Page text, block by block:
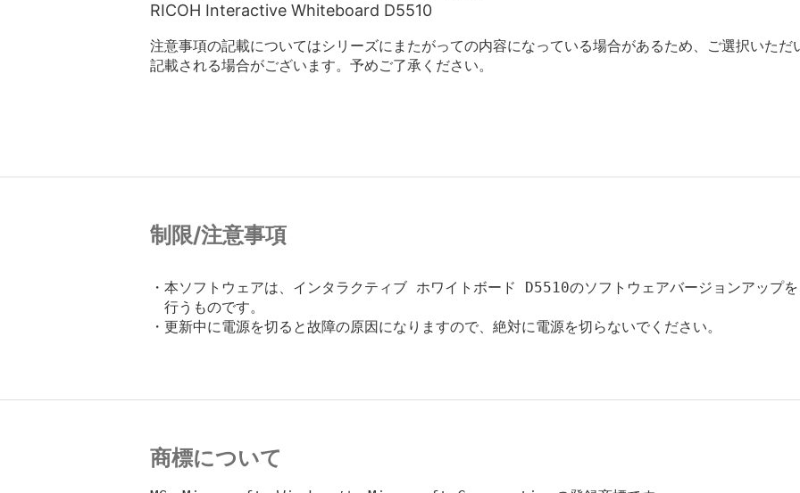
RICOH Interactive Whiteboard D5510
注意事項の記載についてはシリーズにまたがっての内容になっている場合があるため、ご選択いた
記載される場合がございます。予めご了承ください。
制限/注意事項
・本ソフトウェアは、インタラクティブ ホワイトボード D5510のソフトウェアバージョンアップを
行うものです。
・更新中に電源を切ると故障の原因になりますので、絶対に電源を切らないでください。
商標について